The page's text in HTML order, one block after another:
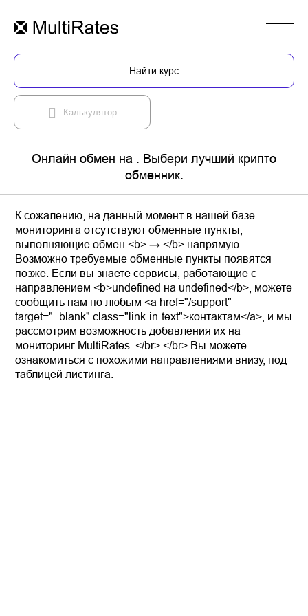
Найти курс
Калькулятор
Онлайн обмен на . Выбери лучший крипто
обменник.
К сожалению, на данный момент в нашей базе
мониторинга отсутствуют обменные пункты,
выполняющие обмен <b> → </b> напрямую.
Возможно требуемые обменные пункты появятся
позже. Если вы знаете сервисы, работающие с
направлением <b>undefined на undefined</b>, можете
сообщить нам по любым <a href="/support"
target="_blank" class="link-in-text">контактам</a>, и мы
рассмотрим возможность добавления их на
мониторинг MultiRates. </br> </br> Вы можете
ознакомиться с похожими направлениями внизу, под
таблицей листинга.